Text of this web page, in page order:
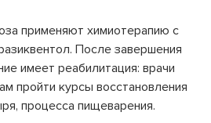
применяют химиотерапию с
После завершения
имеет реабилитация: врачи
пройти курсы восстановления
процесса пищеварения.
болезней
медицинского документа